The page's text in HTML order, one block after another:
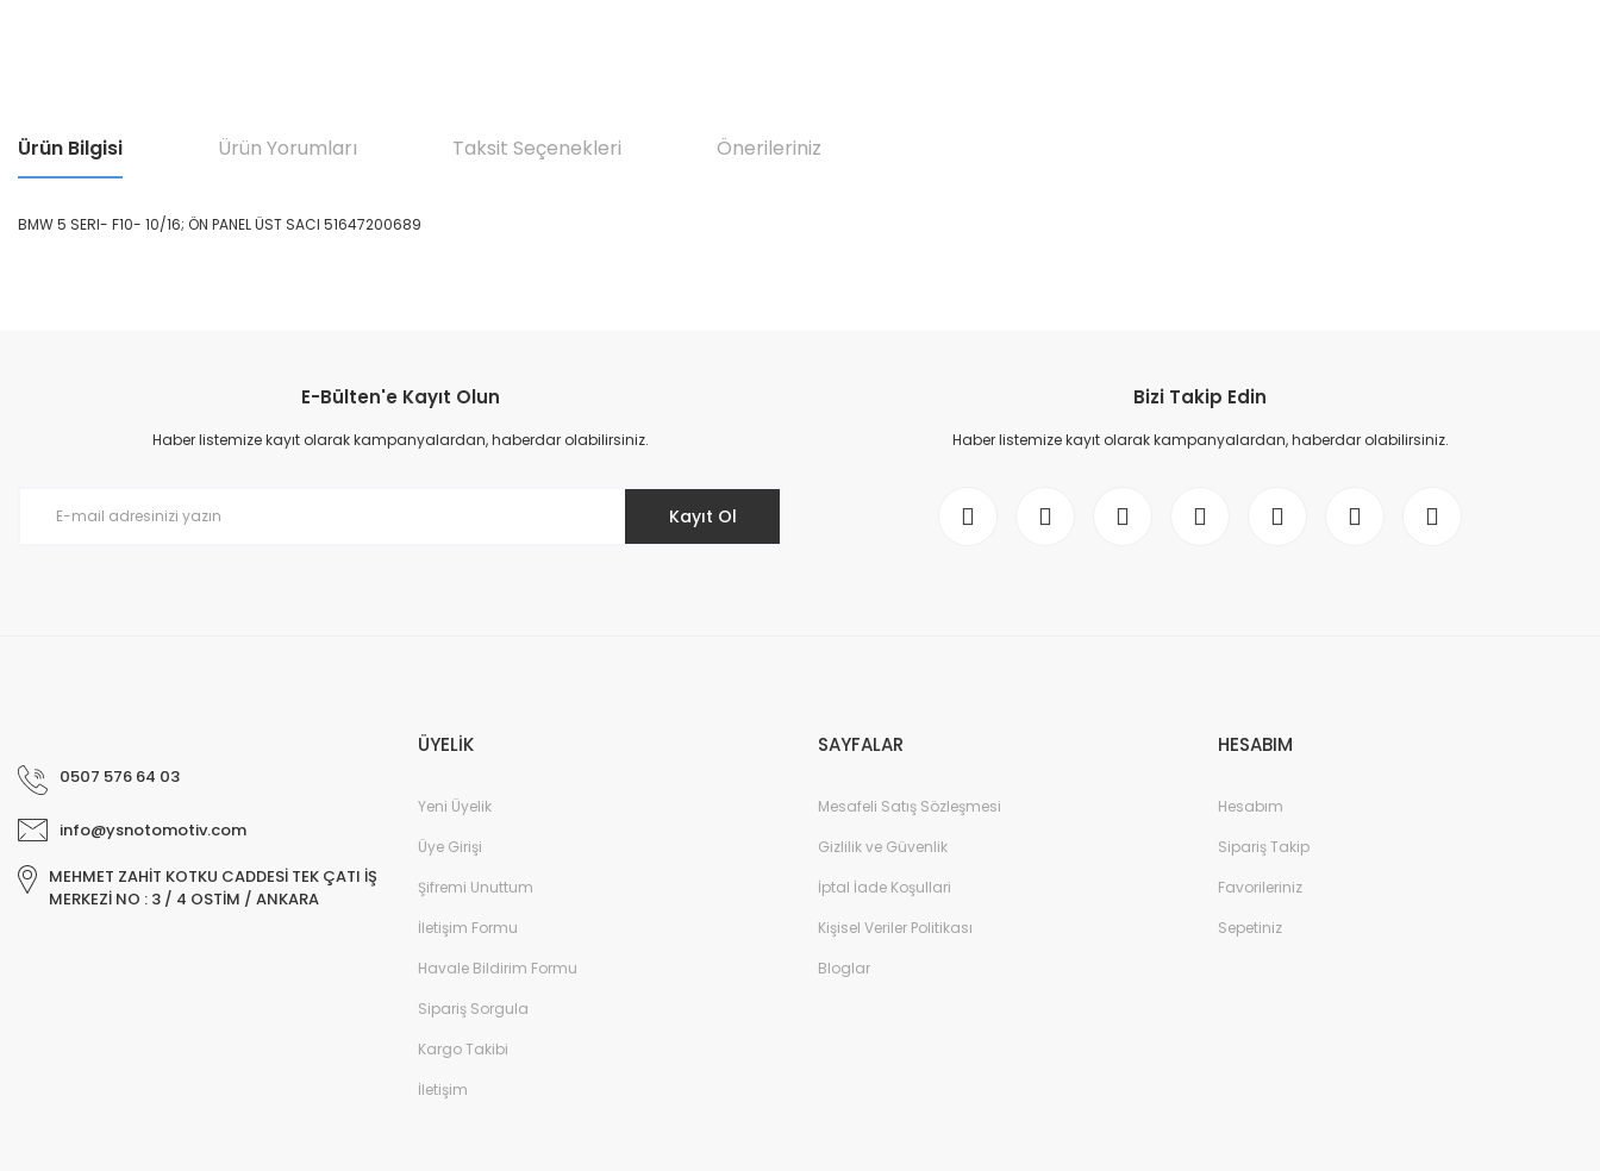
Ürün Bilgisi Ürün Yorumları Taksit Seçenekleri Önerileriniz
BMW 5 SERI- F10- 10/16; ÖN PANEL ÜST SACI 51647200689
Ürün resmi kalitesiz, bozuk veya görüntülenemiyor.
Ürün açıklamasında eksik bilgiler bulunuyor.
E-Bülten'e Kayıt Olun
Haber listemize kayıt olarak kampanyalardan, haberdar olabilirsiniz.
Kayıt Ol
Bizi Takip Edin
Haber listemize kayıt olarak kampanyalardan, haberdar olabilirsiniz.
0507 576 64 03
info@ysnotomotiv.com
MEHMET ZAHİT KOTKU CADDESİ TEK ÇATI İŞ
MERKEZİ NO : 3 / 4 OSTİM / ANKARA
ÜYELİK
Yeni Üyelik
Üye Girişi
Şifremi Unuttum
İletişim Formu
Havale Bildirim Formu
Sipariş Sorgula
Kargo Takibi
İletişim
SAYFALAR
Mesafeli Satış Sözleşmesi
Gizlilik ve Güvenlik
İptal İade Koşullari
Kişisel Veriler Politikası
Bloglar
HESABIM
Hesabım
Sipariş Takip
Favorileriniz
Sepetiniz